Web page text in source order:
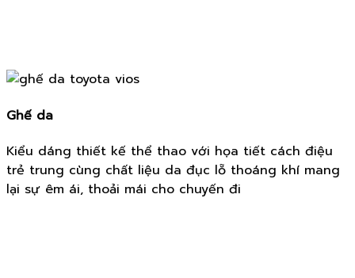
Ghế da
Kiểu dáng thiết kế thể thao với họa tiết cách điệu
trẻ trung cùng chất liệu da đục lỗ thoáng khí mang
lại sự êm ái, thoải mái cho chuyến đi